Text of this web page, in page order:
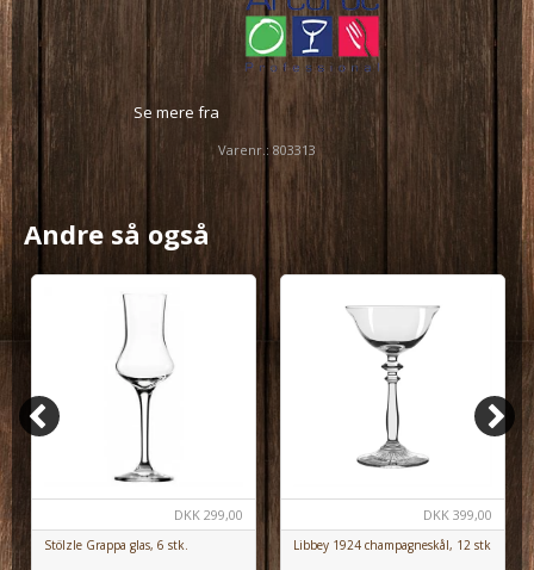
Se mere fra
Varenr.:803313
Andre så også
DKK 299,00
Stölzle Grappa glas, 6 stk.
DKK 399,00
Libbey 1924 champagneskål, 12 stk